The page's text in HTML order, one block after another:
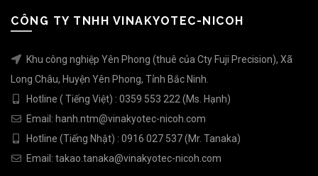
CÔNG TY TNHH VINAKYOTEC-NICOH
Khu công nghiệp Yên Phong (thuê của Cty Fuji Precision), Xã
Long Châu, Huyện Yên Phong, Tỉnh Bắc Ninh.
Hotline ( Tiếng Việt) : 0359 553 222 (Ms. Hạnh)
Email: hanh.ntm@vinakyotec-nicoh.com
Hotline (Tiếng Nhật) : 0916 027 537 (Mr. Tanaka)
Email: takao.tanaka@vinakyotec-nicoh.com